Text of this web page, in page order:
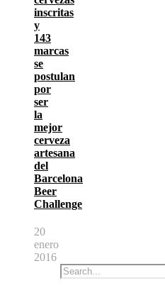
inscritas
y
143
marcas
se
postulan
por
ser
la
mejor
cerveza
artesana
del
Barcelona
Beer
Challenge
20
enero
2016